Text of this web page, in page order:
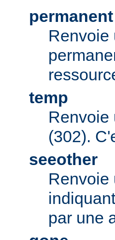
permanent
Renvoie
temp
Renvoie
(302).
seeother
Renvoie
par une